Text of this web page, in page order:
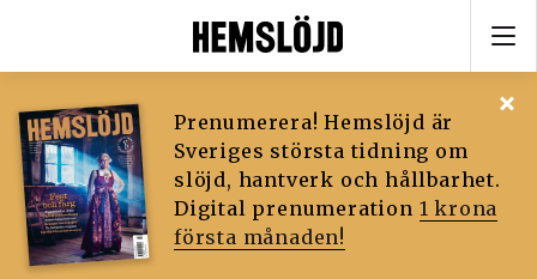
Prenumerera! Hemslöjd är
Sveriges största tidning om
slöjd, hantverk och hållbarhet.
Digital prenumeration 1 krona
första månaden!